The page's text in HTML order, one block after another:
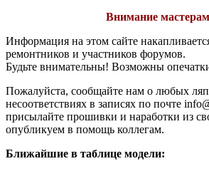
Внимание
Информация на этом сайте
ремонтников и участников форумов.
Будьте внимательны! Возможны
Пожалуйста, сообщайте нам о любых
несоответствиях в записях по почте
присылайте прошивки и наработки из
опубликуем в помощь коллегам.
Ближайшие в таблице модели: